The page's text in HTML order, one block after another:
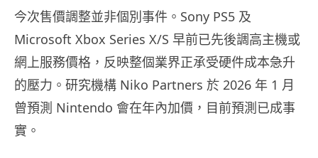
今次售價調整並非個別事件。Sony PS5 及
Microsoft Xbox Series X/S 早前已先後調高主機或
網上服務價格，反映整個業界正承受硬件成本急升
的壓力。研究機構 Niko Partners 於 2026 年 1 月
曾預測 Nintendo 會在年內加價，目前預測已成事
實。